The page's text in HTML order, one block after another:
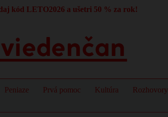
kód LETO2026 a ušetri 50 % za rok!
Peniaze Prvá pomoc Kultúra Rozhovory